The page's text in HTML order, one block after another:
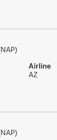
Airline
AZ